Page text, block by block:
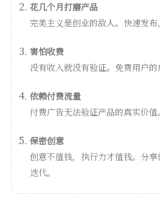
花几个月打磨产品
完美主义是创业的敌人。快速发布
害怕收费
没有收入就没有验证。免费用户的
依赖付费流量
付费广告无法验证产品的真实价值
保密创意
创意不值钱，执行力才值钱。分
迭代。